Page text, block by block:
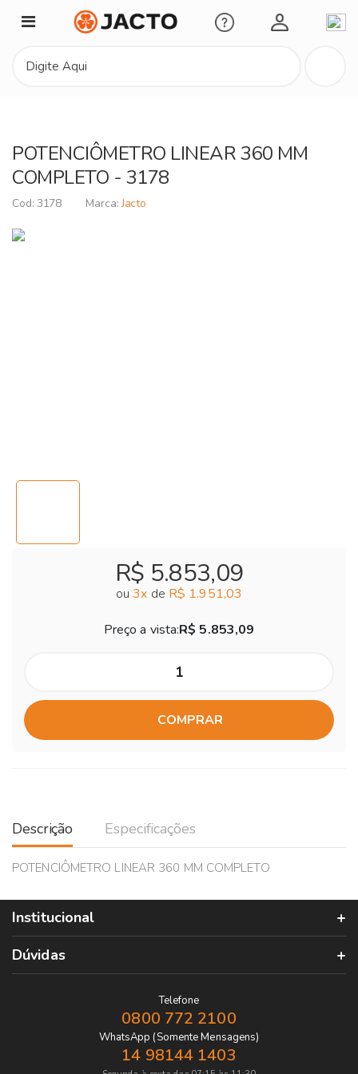
Minha Conta
POTENCIÔMETRO LINEAR 360 MM
COMPLETO - 3178
3178 Jacto
R$ 5.853,09
ou3x de R$ 1.951,03
Preço a vista:R$ 5.853,09
COMPRAR
Descrição Especificações
POTENCIÔMETRO LINEAR 360 MM COMPLETO
Institucional
Dúvidas
Telefone
0800 772 2100
WhatsApp (Somente Mensagens)
14 98144 1403